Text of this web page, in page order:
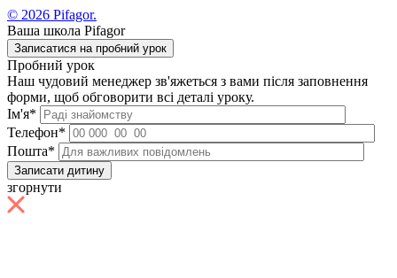
© 2026 Pifagor.
Ваша школа Pifagor
Записатися на пробний урок
Пробний урок
Наш чудовий менеджер зв'яжеться з вами після заповнення
форми, щоб обговорити всі деталі уроку.
Ім'я*
Телефон*
Пошта*
згорнути